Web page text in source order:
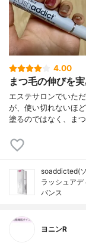
4.00
まつ毛の伸びを実
エステサロンでいた
が、使い切れないほ
塗るのではなく、ま
soaddicted(
ラッシュア
バンス
ヨニンR